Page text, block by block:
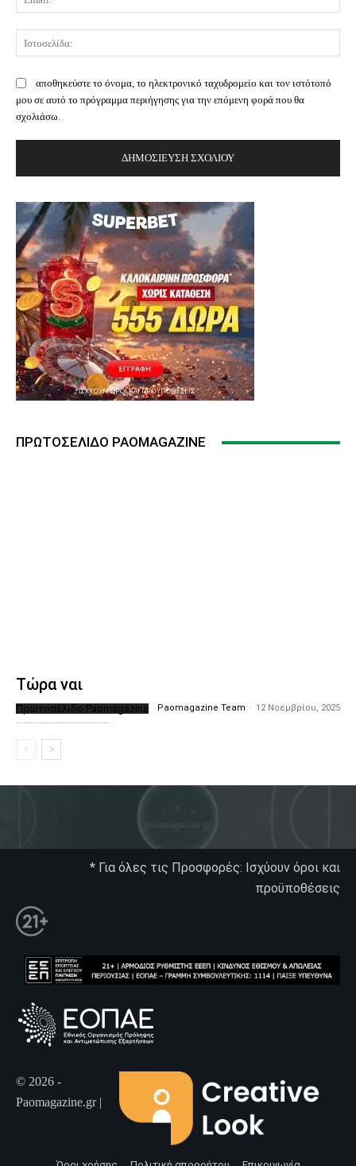
αποθηκεύστε το όνομα, το ηλεκτρονικό ταχυδρομείο και τον ιστότοπό
μου σε αυτό το πρόγραμμα περιήγησης για την επόμενη φορά που θα
σχολιάσω.
ΠΡΩΤΟΣΈΛΙΔΟ PAOMAGAZINE
Τώρα ναι
Πρωτοσέλιδο Paomagazine Paomagazine Team - 12 Νοεμβρίου, 2025
* Για όλες τις Προσφορές: Ισχύουν όροι και
προϋποθέσεις
© 2026 -
Paomagazine.gr |